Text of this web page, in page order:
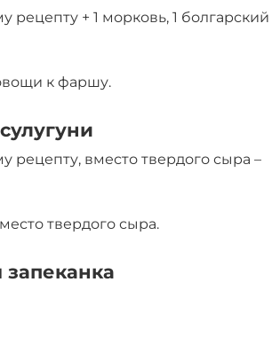
рецепту + 1 морковь, 1 болгарский
к фаршу.
рецепту, вместо твердого сыра –
твердого сыра.